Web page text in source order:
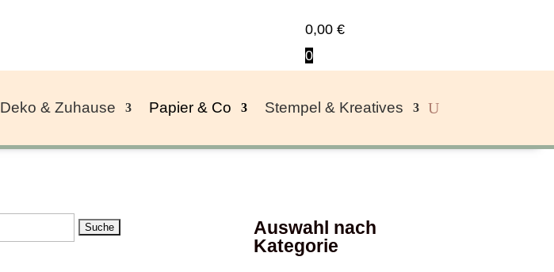
0,00€
0
Deko & Zuhause Papier & Co Stempel & Kreatives
Auswahl nach
Kategorie